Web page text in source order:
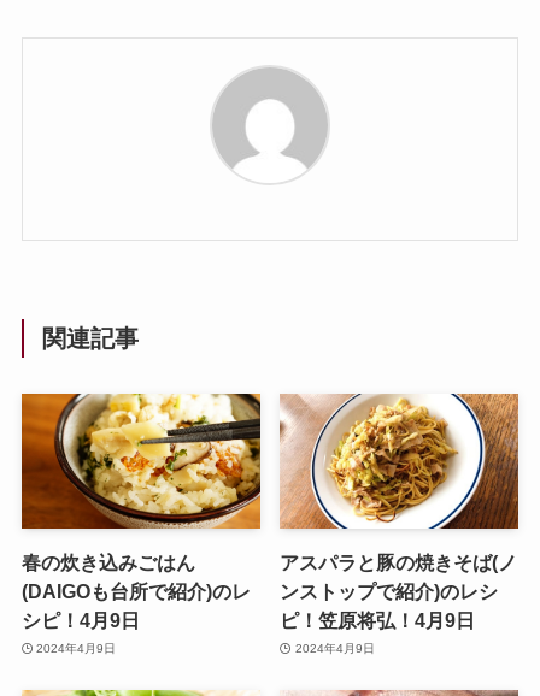
関連記事
春の炊き込みごはん
(DAIGOも台所で紹介)のレ
シピ！4月9日
2024年4月9日
アスパラと豚の焼きそば(ノ
ンストップで紹介)のレシ
ピ！笠原将弘！4月9日
2024年4月9日